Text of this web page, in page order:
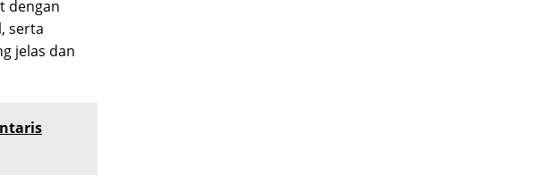
dengan
serta
jelas dan